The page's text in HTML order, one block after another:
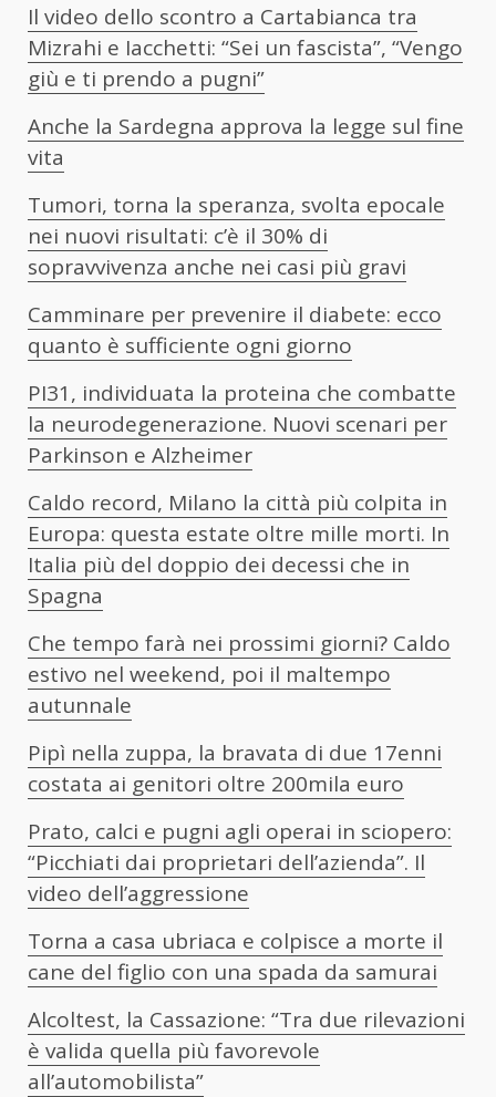
Il video dello scontro a Cartabianca tra
Mizrahi e Iacchetti: “Sei un fascista”, “Vengo
giù e ti prendo a pugni”
Anche la Sardegna approva la legge sul fine
vita
Tumori, torna la speranza, svolta epocale
nei nuovi risultati: c’è il 30% di
sopravvivenza anche nei casi più gravi
Camminare per prevenire il diabete: ecco
quanto è sufficiente ogni giorno
PI31, individuata la proteina che combatte
la neurodegenerazione. Nuovi scenari per
Parkinson e Alzheimer
Caldo record, Milano la città più colpita in
Europa: questa estate oltre mille morti. In
Italia più del doppio dei decessi che in
Spagna
Che tempo farà nei prossimi giorni? Caldo
estivo nel weekend, poi il maltempo
autunnale
Pipì nella zuppa, la bravata di due 17enni
costata ai genitori oltre 200mila euro
Prato, calci e pugni agli operai in sciopero:
“Picchiati dai proprietari dell’azienda”. Il
video dell’aggressione
Torna a casa ubriaca e colpisce a morte il
cane del figlio con una spada da samurai
Alcoltest, la Cassazione: “Tra due rilevazioni
è valida quella più favorevole
all’automobilista”